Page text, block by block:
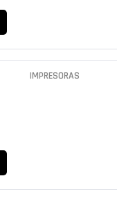
IMPRESORAS